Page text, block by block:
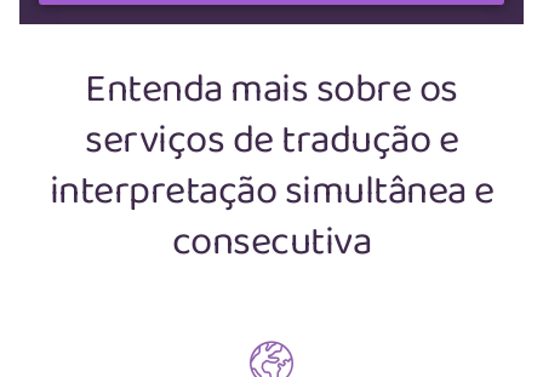
Entenda mais sobre os
serviços de tradução e
interpretação simultânea e
consecutiva